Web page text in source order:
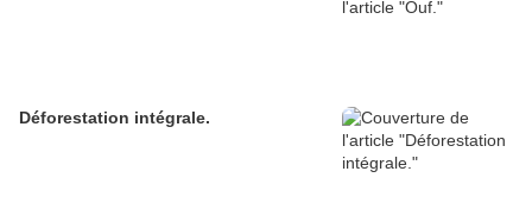
Déforestation intégrale.